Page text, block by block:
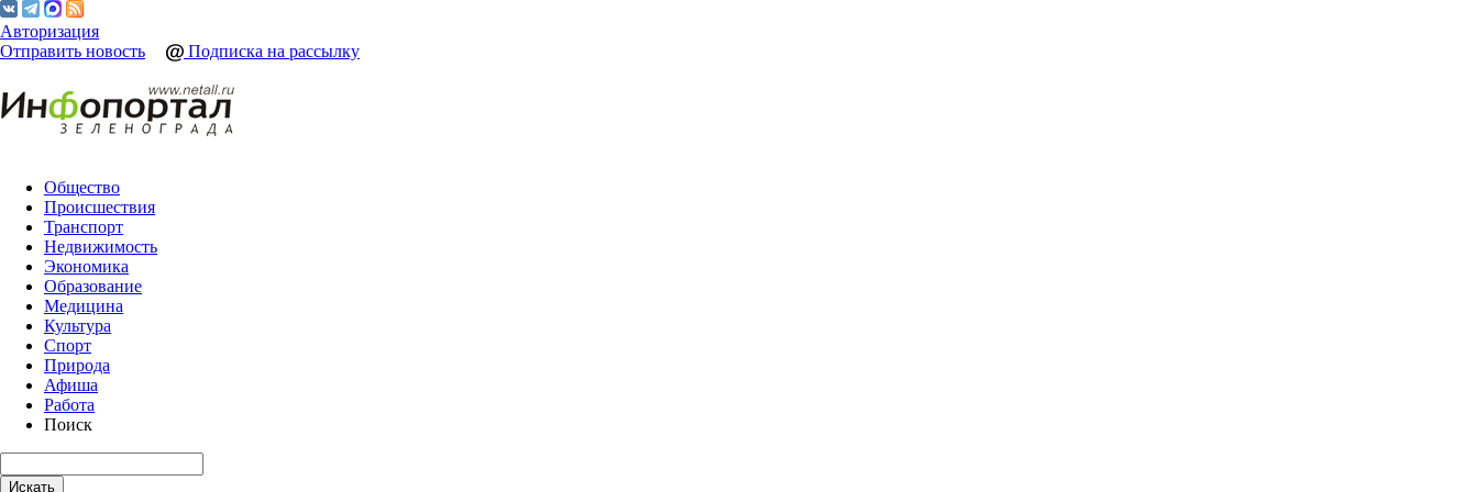
Авторизация
Отправить новость
Подписка на рассылку
Общество
Происшествия
Транспорт
Недвижимость
Экономика
Образование
Медицина
Культура
Спорт
Природа
Афиша
Работа
Поиск